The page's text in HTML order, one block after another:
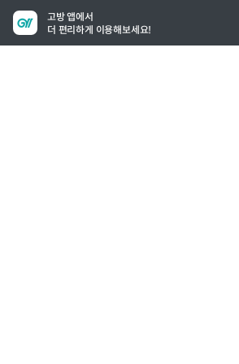
고방 앱에서
더 편리하게 이용해보세요!